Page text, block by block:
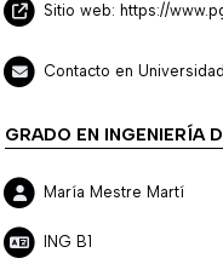
Sitio web: https://
Contacto en
GRADO EN INGENIERÍA
María Mestre Martí
ING B1